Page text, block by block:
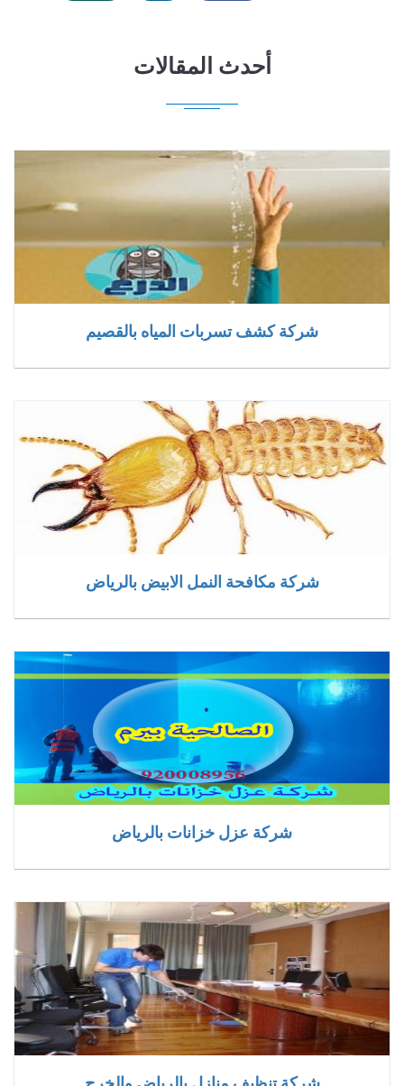
أحدث المقالات
شركة كشف تسربات المياه بالقصيم
شركة مكافحة النمل الابيض بالرياض
شركة عزل خزانات بالرياض